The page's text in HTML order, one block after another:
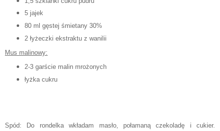
5 jajek
80 ml gęstej śmietany 30%
2 łyżeczki ekstraktu z wanilii
Mus malinowy:
2-3 garście malin mrożonych
łyżka cukru
Spód: Do rondelka wkładam masło, połamaną czekoladę i cukier.